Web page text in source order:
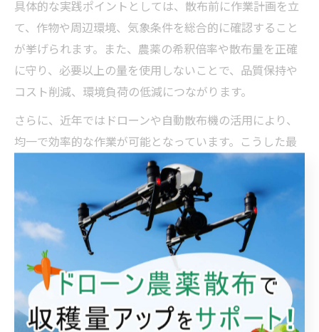
具体的な実践ポイントとしては、散布前に作業計画を立
て、作物や周辺環境、気象条件を総合的に確認すること
が挙げられます。また、農薬の希釈倍率や散布量を正確
に守り、必要以上の量を使用しないことで、品質保持や
コスト削減、環境負荷の低減につながります。
さらに、近年ではドローンや自動散布機の活用により、
均一で効率的な作業が可能となっています。こうした最
新技術を積極的に導入することで、人為的ミスの防止や
作業負担の軽減も図ることができます。
気象や環境を考慮した農薬散布のコツ
解説
農薬散布時の気象条件と環境配慮のポイント